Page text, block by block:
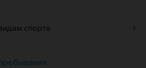
спорта